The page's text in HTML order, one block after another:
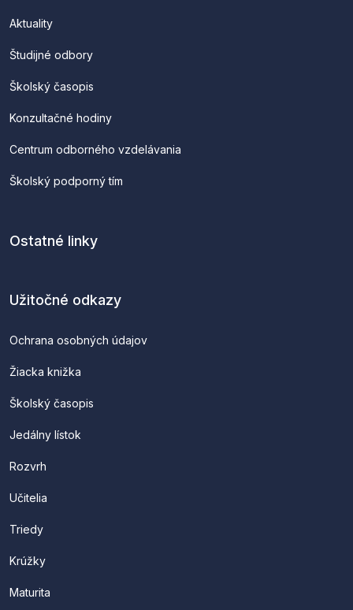
Aktuality
Študijné odbory
Školský časopis
Konzultačné hodiny
Centrum odborného vzdelávania
Školský podporný tím
Ostatné linky
Užitočné odkazy
Ochrana osobných údajov
Žiacka knižka
Školský časopis
Jedálny lístok
Rozvrh
Učitelia
Triedy
Krúžky
Maturita